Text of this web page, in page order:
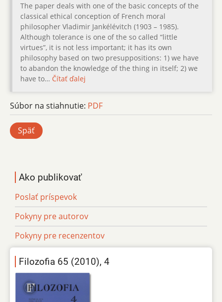
The paper deals with one of the basic concepts of the
classical ethical conception of French moral
philosopher Vladimir Jankélévitch (1903 – 1985).
Although tolerance is one of the so called “little
virtues”, it is not less important; it has its own
philosophy based on two presuppositions: 1) we have
to abandon the knowledge of the thing in itself; 2) we
have to… Čítať ďalej
Súbor na stiahnutie: PDF
Späť
Ako publikovať
Poslať príspevok
Pokyny pre autorov
Pokyny pre recenzentov
Filozofia 65 (2010), 4